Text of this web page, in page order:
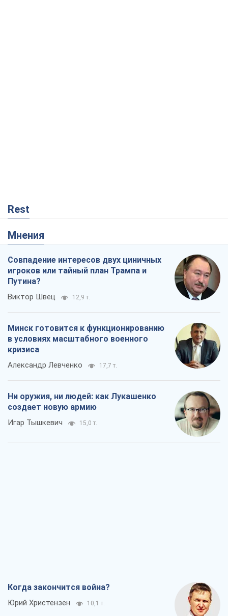
Rest
Мнения
Совпадение интересов двух циничных
игроков или тайный план Трампа и
Путина?
Виктор Швец 12,9 т.
Минск готовится к функционированию
в условиях масштабного военного
кризиса
Александр Левченко 17,7 т.
Ни оружия, ни людей: как Лукашенко
создает новую армию
Игар Тышкевич 15,0 т.
Когда закончится война?
Юрий Христензен 10,1 т.